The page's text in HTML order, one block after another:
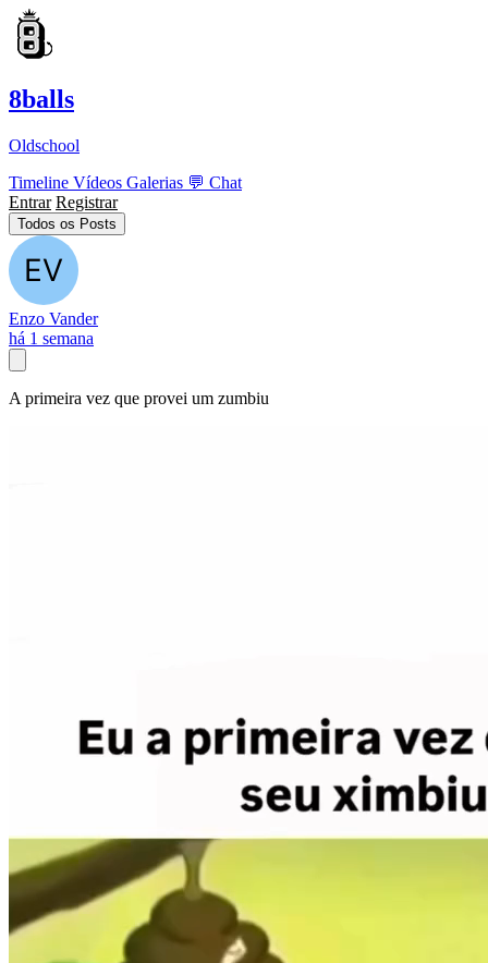
8balls
Oldschool
Timeline Vídeos Galerias 💬 Chat
Entrar Registrar
Todos os Posts
Enzo Vander
há 1 semana
A primeira vez que provei um zumbiu